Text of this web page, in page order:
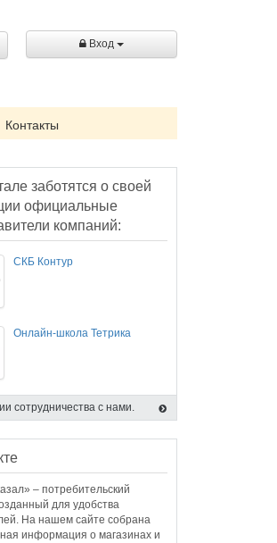
Вход
Контакты
заботятся о своей
официальные
компаний:
СКБ Контур
Онлайн-школа Тетрика
сотрудничества с нами.
– потребительский
для удобства
На нашем сайте собрана
информация о магазинах и